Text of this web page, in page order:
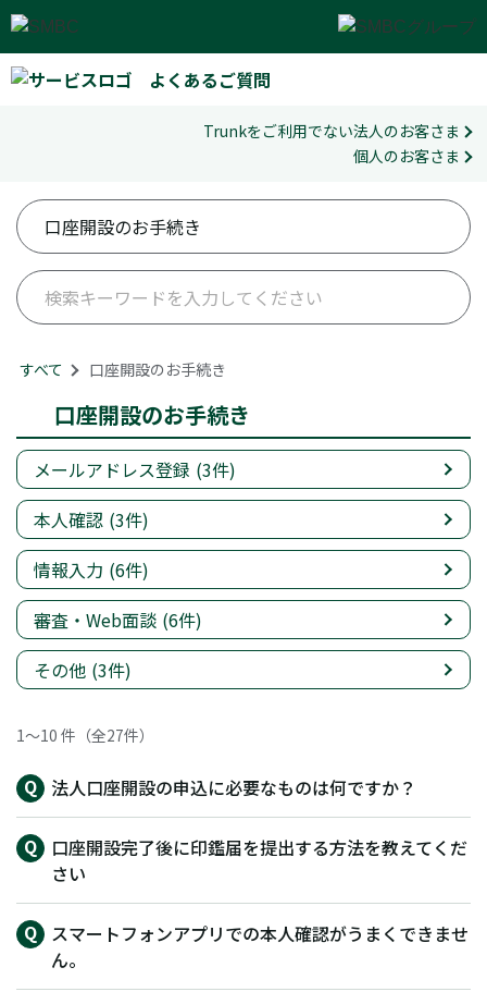
よくあるご質問
Trunkをご利用でない法人のお客さま
個人のお客さま
すべて > 口座開設のお手続き
口座開設のお手続き
メールアドレス登録 (3件)
本人確認 (3件)
情報入力 (6件)
審査・Web面談 (6件)
その他 (3件)
1～10 件（全27件）
法人口座開設の申込に必要なものは何ですか？
口座開設完了後に印鑑届を提出する方法を教えてくだ
さい
スマートフォンアプリでの本人確認がうまくできませ
ん。